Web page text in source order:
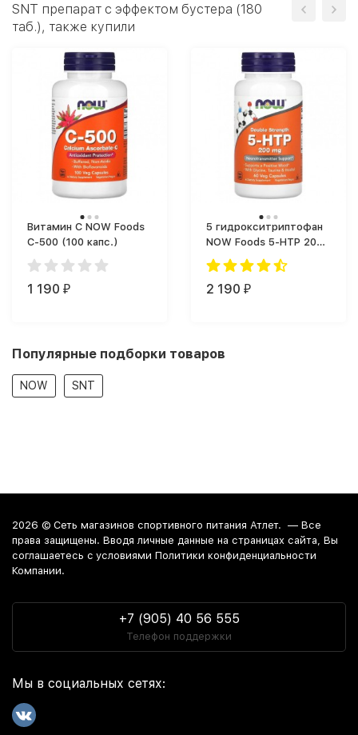
SNT препарат с эффектом бустера (180
таб.), также купили
Витамин C NOW Foods
C-500 (100 капс.)
1 190 ₽
5 гидрокситриптофан
NOW Foods 5-HTP 200
мг (60 капс.)
2 190 ₽
Популярные подборки товаров
NOW SNT
2026 © Сеть магазинов спортивного питания Атлет. — Все
права защищены. Вводя личные данные на страницах сайта, Вы
соглашаетесь c условиями Политики конфиденциальности
Компании.
+7 (905) 40 56 555
Телефон поддержки
Мы в социальных сетях: